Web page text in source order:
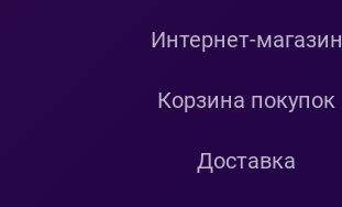
Интернет-магазин
Корзина покупок
Доставка